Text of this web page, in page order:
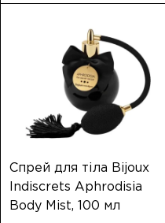
Спрей для тіла Bijoux
Indiscrets Aphrodisia
Body Mist, 100 мл